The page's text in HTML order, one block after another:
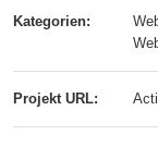
Kategorien:
Projekt URL: